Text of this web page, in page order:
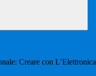
Creare con L’Elettronica